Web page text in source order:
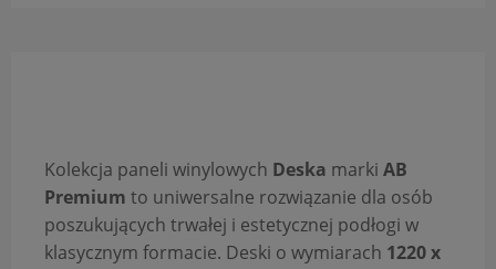
Kolekcja paneli winylowych Deska marki AB
Premium to uniwersalne rozwiązanie dla osób
poszukujących trwałej i estetycznej podłogi w
klasycznym formacie. Deski o wymiarach 1220 x